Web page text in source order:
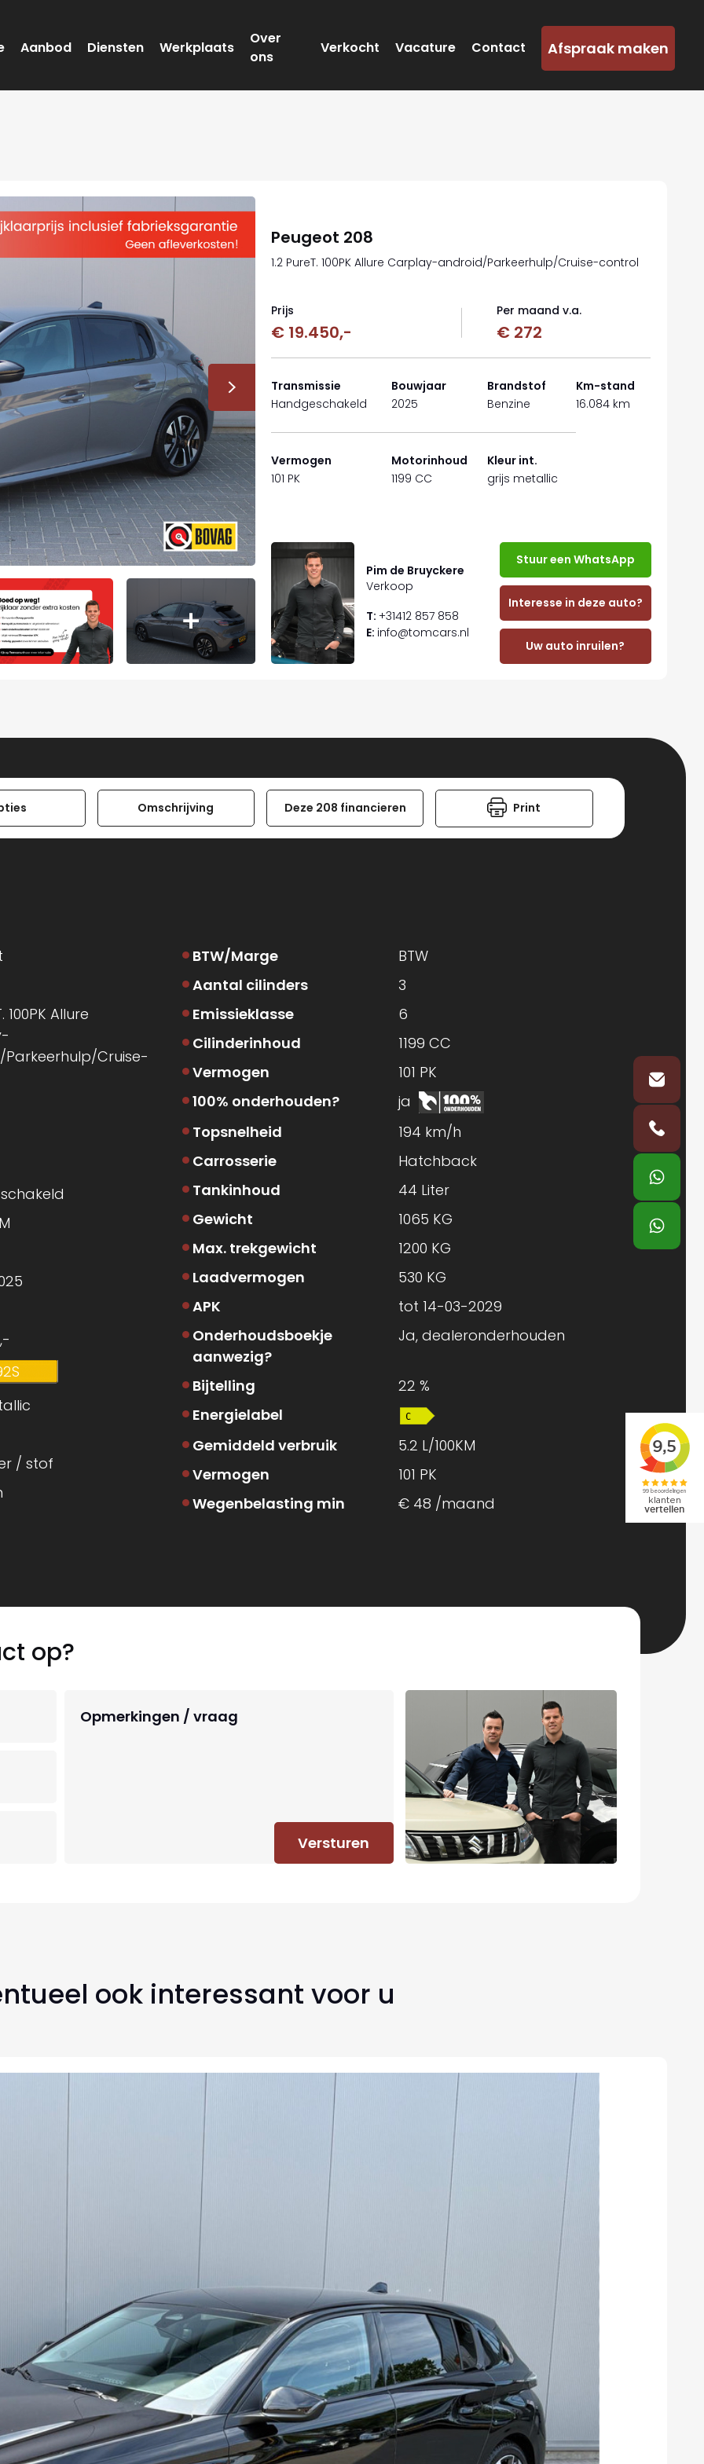
Aanbod Diensten Werkplaats
Over
ons
Verkocht Vacature Contact Afspraak maken
Peugeot 208
1.2 PureT. 100PK Allure Carplay-android/Parkeerhulp/Cruise-control
Prijs
€ 19.450,-
Per maand v.a.
€ 272
Transmissie
Handgeschakeld
Bouwjaar
2025
Brandstof
Benzine
Km-stand
16.084 km
Vermogen
101 PK
Motorinhoud
1199 CC
Kleur int.
grijs metallic
Pim de Bruyckere
Verkoop
T: +31412 857 858
E: info@tomcars.nl
Interesse in deze auto?
Uw auto inruilen?
Stuur een WhatsApp
Omschrijving Deze 208 financieren Print
100PK Allure
Cruise-
/ stof
BTW/Marge
BTW
Aantal cilinders
3
Emissieklasse
6
Cilinderinhoud
1199 CC
Vermogen
101 PK
100% onderhouden?
ja
Topsnelheid
194 km/h
Carrosserie
Hatchback
Tankinhoud
44 Liter
Gewicht
1065 KG
Max. trekgewicht
1200 KG
Laadvermogen
530 KG
APK
tot 14-03-2029
Onderhoudsboekje
aanwezig?
Ja, dealeronderhouden
Bijtelling
22 %
Energielabel
Gemiddeld verbruik
5.2 L/100KM
Vermogen
101 PK
Wegenbelasting min
€ 48 /maand
op?
Versturen
ook interessant voor u